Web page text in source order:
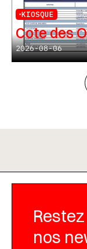
KIOSQUE
Cote des
2026-08-06
nos